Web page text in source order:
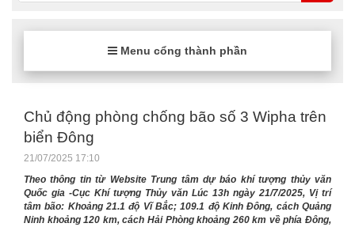
Menu cổng thành phần
Chủ động phòng chống bão số 3 Wipha trên
biển Đông
21/07/2025 17:10
Theo thông tin từ Website Trung tâm dự báo khí tượng thủy văn
Quốc gia -Cục Khí tượng Thủy văn Lúc 13h ngày 21/7/2025, Vị trí
tâm bão: Khoảng 21.1 độ Vĩ Bắc; 109.1 độ Kinh Đông, cách Quảng
Ninh khoảng 120 km, cách Hải Phòng khoảng 260 km về phía Đông,